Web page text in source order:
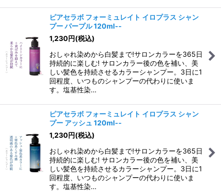
ピアセラボ フォーミュレイト イロプラス シャン
プー パープル 120ml--
1,230円(税込)
おしゃれ染めから白髪まで!サロンカラーを365日
持続的に楽しむ! サロンカラー後の色を補い、美
しい髪色を持続させるカラーシャンプー。3日に1
回程度、いつものシャンプーの代わりに使いま
す。塩基性染…
ピアセラボ フォーミュレイト イロプラス シャン
プー アッシュ 120ml--
1,230円(税込)
おしゃれ染めから白髪まで!サロンカラーを365日
持続的に楽しむ! サロンカラー後の色を補い、美
しい髪色を持続させるカラーシャンプー。3日に1
回程度、いつものシャンプーの代わりに使いま
す。塩基性染…